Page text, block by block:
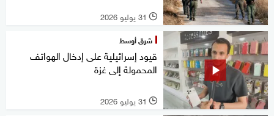
l 31 يوليو 2026
شرق أوسط
قيود إسرائيلية على إدخال الهواتف
المحمولة إلى غزة
l 31 يوليو 2026